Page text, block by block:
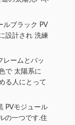
ルブラック PV
設計され 洗練
レームとバッ
で 太陽系に
る人にとって
PVモジュール
の一つです.住